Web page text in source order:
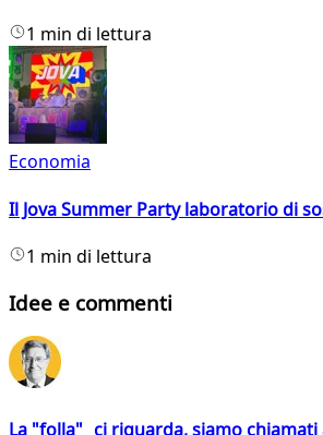
1 min di lettura
Economia
Il Jova Summer Party laboratorio di
1 min di lettura
Idee e commenti
La "folla" ci riguarda, siamo